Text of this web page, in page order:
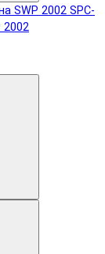
SPC-
2002